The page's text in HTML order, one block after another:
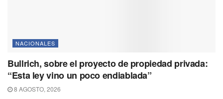
NACIONALES
Bullrich, sobre el proyecto de propiedad privada:
“Esta ley vino un poco endiablada”
8 AGOSTO, 2026